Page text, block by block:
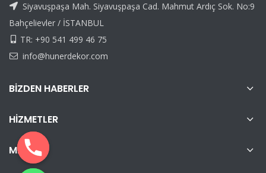
Siyavuşpaşa Mah. Siyavuşpaşa Cad. Mahmut Ardıç Sok. No:9
Bahçelievler / İSTANBUL
TR: +90 541 499 46 75
info@hunerdekor.com
BIZDEN HABERLER
HIZMETLER
MENÜ